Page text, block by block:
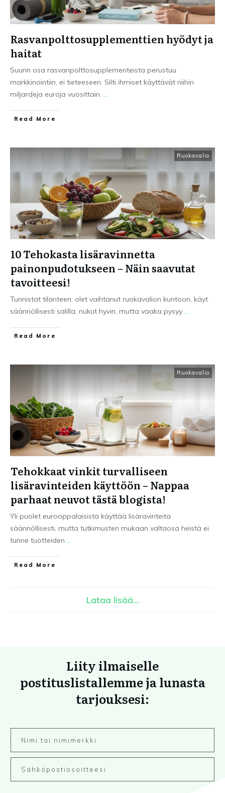
Rasvanpolttosupplementtien hyödyt ja
haitat
Suurin osa rasvanpolttosupplementeista perustuu
markkinointiin, ei tieteeseen. Silti ihmiset käyttävät niihin
miljardeja euroja vuosittain. ...
Read More
Ruokavalio
10 Tehokasta lisäravinnetta
painonpudotukseen – Näin saavutat
tavoitteesi!
Tunnistat tilanteen: olet vaihtanut ruokavalion kuntoon, käyt
säännöllisesti salilla, nukut hyvin, mutta vaaka pysyy ...
Read More
Ruokavalio
Tehokkaat vinkit turvalliseen
lisäravinteiden käyttöön – Nappaa
parhaat neuvot tästä blogista!
Yli puolet eurooppalaisista käyttää lisäravinteita
säännöllisesti, mutta tutkimusten mukaan valtaosa heistä ei
tunne tuotteiden ...
Read More
Lataa lisää...
Liity ilmaiselle
postituslistallemme ja lunasta
tarjouksesi: